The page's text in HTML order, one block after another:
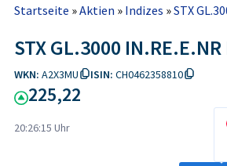
Startseite »Aktien » Indizes »STX
STX GL.3000 IN.RE.E.NR
WKN: A2X3MU ISIN: CH0462358810
225,22
20:26:15 Uhr